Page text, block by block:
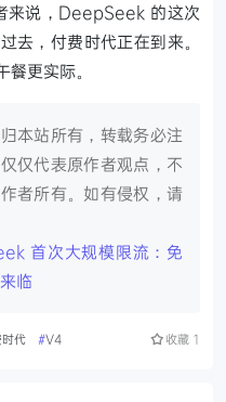
来说，DeepSeek 的这次
去，付费时代正在到来。
更实际。
本站所有，转载务必注
仅代表原作者观点，不
者所有。如有侵权，请
首次大规模限流：免
临
代 #V4 收藏 1